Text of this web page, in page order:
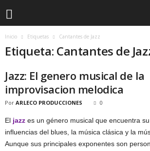
Inicio Etiquetas Cantantes de Jazz
Etiqueta: Cantantes de
Jazz: El genero musical de la
improvisacion melodica
Por ARLECO PRODUCCIONES 0
El jazz es un género musical que encuentra
influencias del blues, la música clásica y la
Aunque sus principales exponentes son